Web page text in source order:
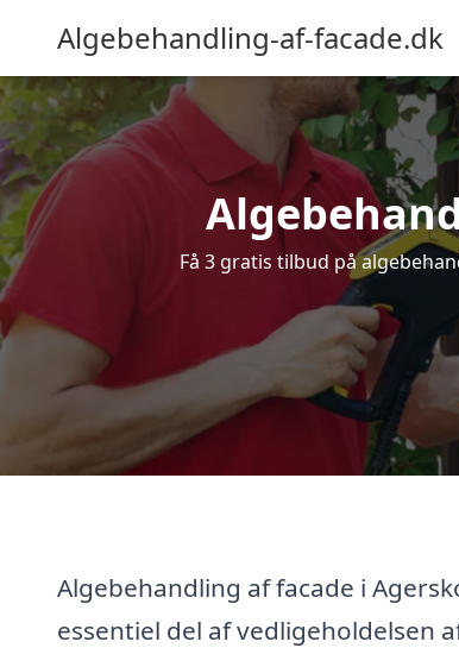
Algebehandling-af-facade.dk
Få 3 gratis tilbud på
Algebehandling af facade i
essentiel del af vedligeholdelsen